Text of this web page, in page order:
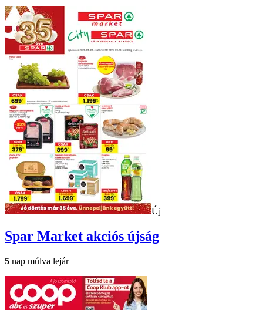
Új
Spar Market akciós újság
5 nap múlva lejár